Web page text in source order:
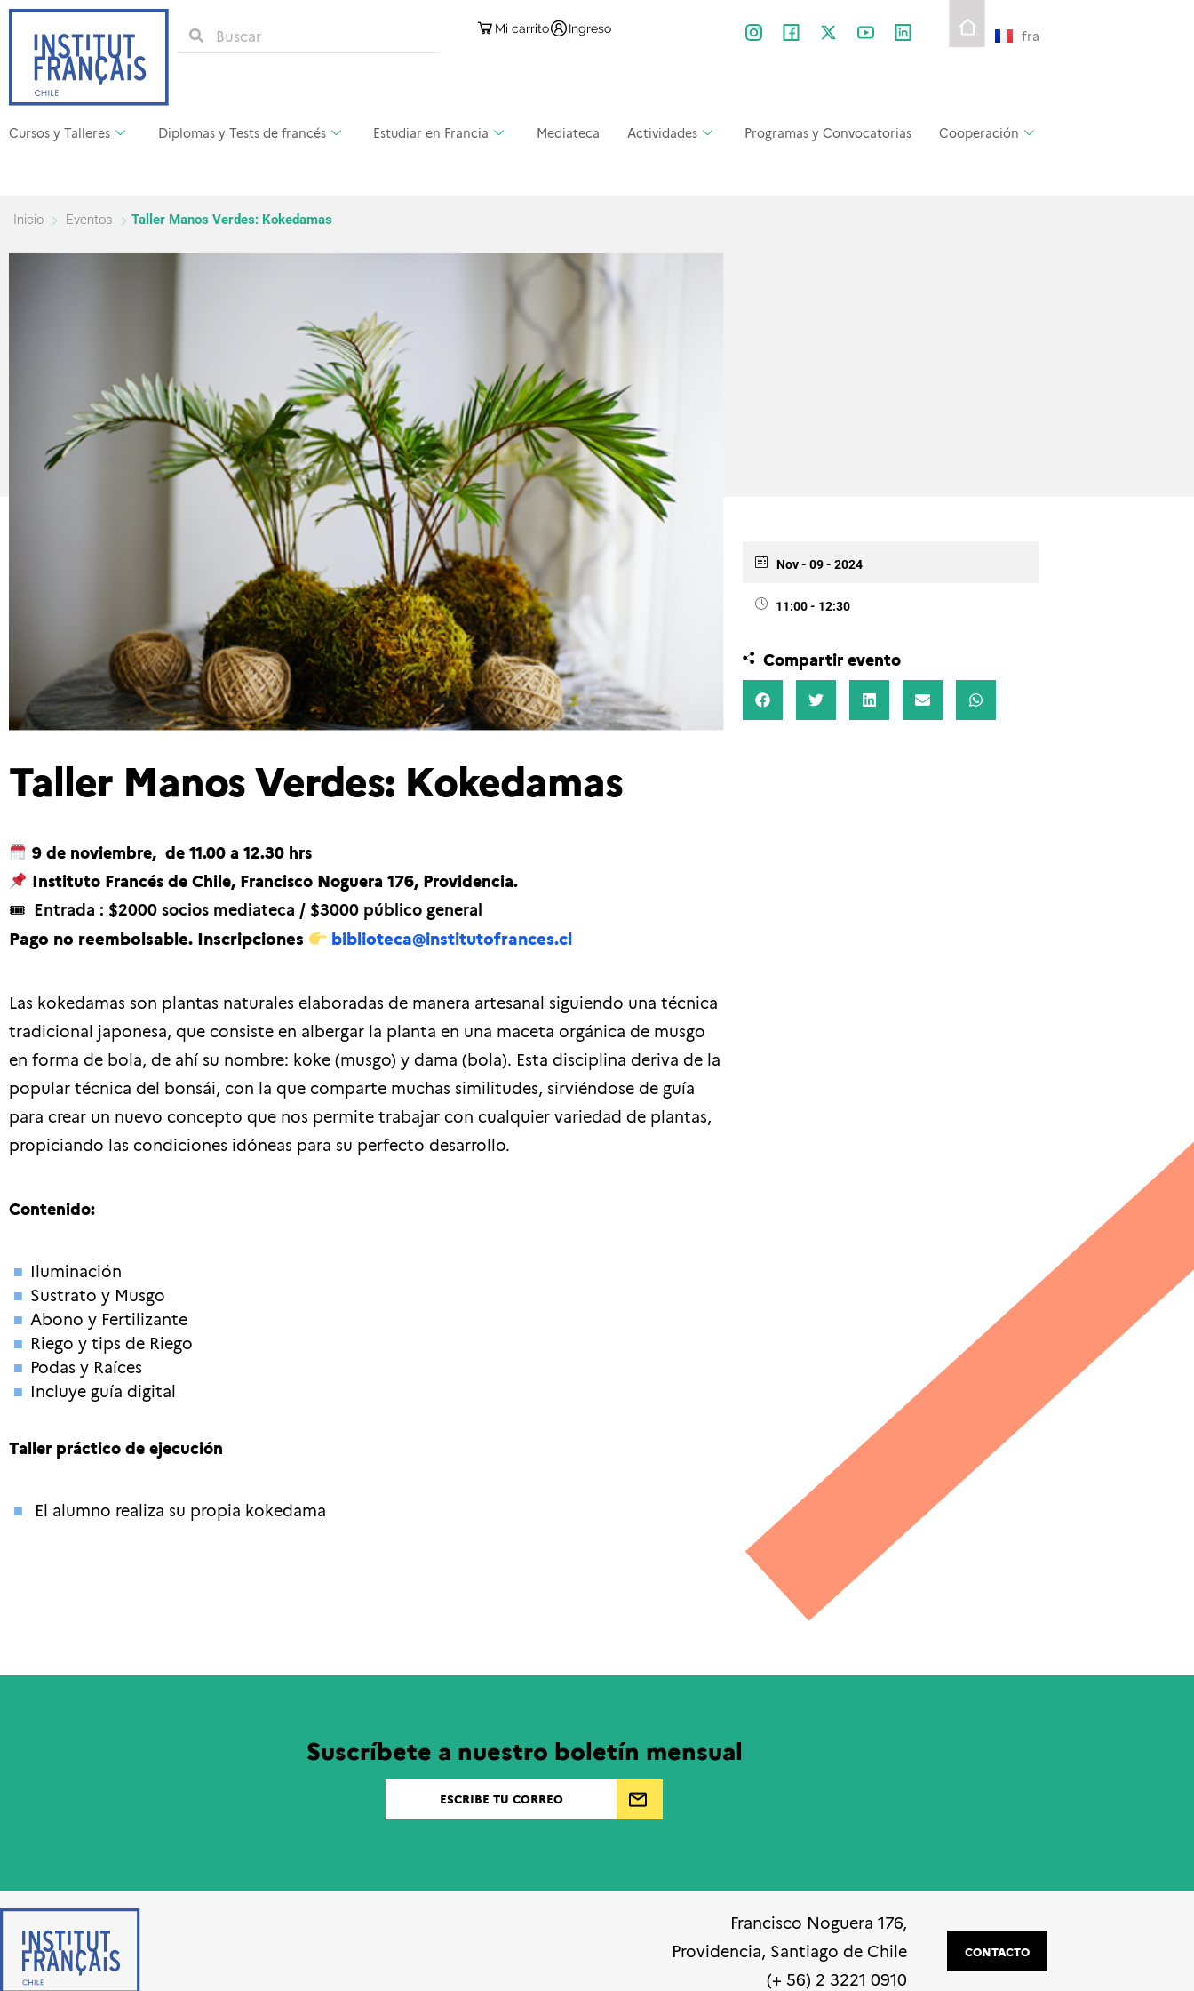
Mi carrito Ingreso fra
Cursos y Talleres Diplomas y Tests de francés Estudiar en Francia Mediateca Actividades Programas y Convocatorias Cooperación
Inicio Eventos Taller Manos Verdes: Kokedamas
Taller Manos Verdes: Kokedamas
9 de noviembre, de 11.00 a 12.30 hrs
Instituto Francés de Chile, Francisco Noguera 176, Providencia.
🎟 Entrada : $2000 socios mediateca / $3000 público general
Pago no reembolsable. Inscripciones biblioteca@institutofrances.cl
Las kokedamas son plantas naturales elaboradas de manera artesanal siguiendo una técnica
tradicional japonesa, que consiste en albergar la planta en una maceta orgánica de musgo
en forma de bola, de ahí su nombre: koke (musgo) y dama (bola). Esta disciplina deriva de la
popular técnica del bonsái, con la que comparte muchas similitudes, sirviéndose de guía
para crear un nuevo concepto que nos permite trabajar con cualquier variedad de plantas,
propiciando las condiciones idóneas para su perfecto desarrollo.
Contenido:
Iluminación
Sustrato y Musgo
Abono y Fertilizante
Riego y tips de Riego
Podas y Raíces
Incluye guía digital
Taller práctico de ejecución
El alumno realiza su propia kokedama
Nov - 09 - 2024
11:00 - 12:30
Compartir evento
Suscríbete a nuestro boletín mensual
Francisco Noguera 176,
Providencia, Santiago de Chile
(+ 56) 2 3221 0910
CONTACTO